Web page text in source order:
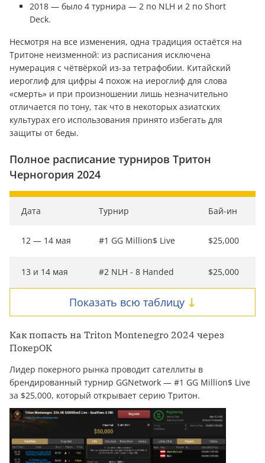
2018 — было 4 турнира — 2 по NLH и 2 по Short
Deck.
Несмотря на все изменения, одна традиция остаётся на
Тритоне неизменной: из расписания исключена
нумерация с чётвёркой из-за тетрафобии. Китайский
иероглиф для цифры 4 похож на иероглиф для слова
«смерть» и при произношении лишь незначительно
отличается по тону, так что в некоторых азиатских
культурах его использования принято избегать для
защиты от беды.
Полное расписание турниров Тритон
Черногория 2024
Дата Турнир Бай-ин
12 — 14 мая #1 GG Million$ Live $25,000
13 и 14 мая #2 NLH - 8 Handed $25,000
Показать всю таблицу
Как попасть на Triton Montenegro 2024 через
ПокерОК
Лидер покерного рынка проводит сателлиты в
брендированный турнир GGNetwork — #1 GG Million$ Live
за $25,000, который открывает серию Тритон.